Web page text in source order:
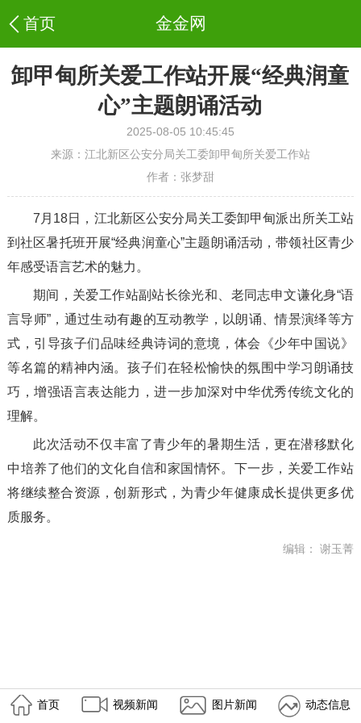
金金网
卸甲甸所关爱工作站开展“经典润童
心”主题朗诵活动
2025-08-05 10:45:45
来源：江北新区公安分局关工委卸甲甸所关爱工作站
作者：张梦甜
7月18日，江北新区公安分局关工委卸甲甸派出所关工站
到社区暑托班开展“经典润童心”主题朗诵活动，带领社区青少
年感受语言艺术的魅力。
期间，关爱工作站副站长徐光和、老同志申文谦化身“语
言导师”，通过生动有趣的互动教学，以朗诵、情景演绎等方
式，引导孩子们品味经典诗词的意境，体会《少年中国说》
等名篇的精神内涵。孩子们在轻松愉快的氛围中学习朗诵技
巧，增强语言表达能力，进一步加深对中华优秀传统文化的
理解。
此次活动不仅丰富了青少年的暑期生活，更在潜移默化
中培养了他们的文化自信和家国情怀。下一步，关爱工作站
将继续整合资源，创新形式，为青少年健康成长提供更多优
质服务。
编辑： 谢玉菁
首页 视频新闻 图片新闻 动态信息